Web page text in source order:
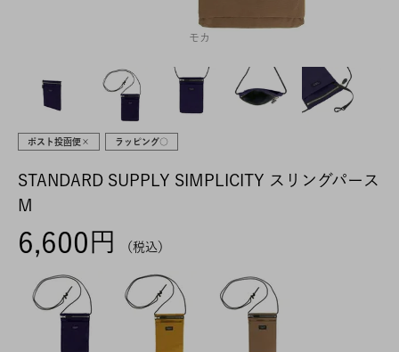
モカ
ポスト投函便× ラッピング○
STANDARD SUPPLY SIMPLICITY スリングパース
M
6,600 税込